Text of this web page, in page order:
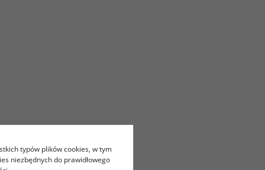
typów plików cookies, w tym
niezbędnych do prawidłowego